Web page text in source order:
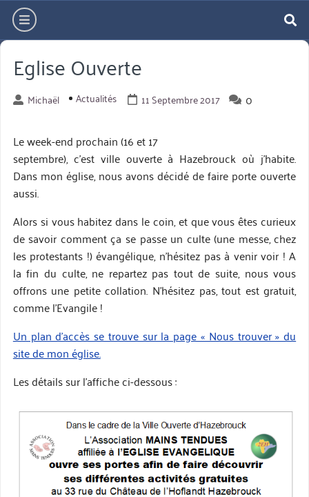
Aller
directement
au
contenu
hamburger
Eglise Ouverte
Michaël Actualités 11 Septembre 2017 0
Le week-end prochain (16 et 17
septembre), c’est ville ouverte à Hazebrouck où j’habite.
Dans mon église, nous avons décidé de faire porte ouverte
aussi.
Alors si vous habitez dans le coin, et que vous êtes curieux
de savoir comment ça se passe un culte (une messe, chez
les protestants !) évangélique, n’hésitez pas à venir voir ! A
la fin du culte, ne repartez pas tout de suite, nous vous
offrons une petite collation. N’hésitez pas, tout est gratuit,
comme l’Evangile !
Un plan d’accès se trouve sur la page « Nous trouver » du
site de mon église.
Les détails sur l’affiche ci-dessous :